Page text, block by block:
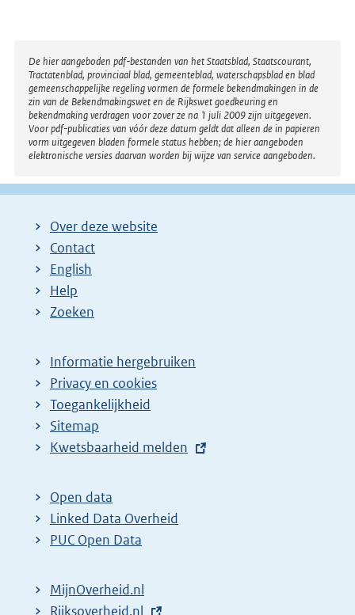
Disclaimer
De hier aangeboden pdf-bestanden van het Staatsblad, Staatscourant,
Tractatenblad, provinciaal blad, gemeenteblad, waterschapsblad en blad
gemeenschappelijke regeling vormen de formele bekendmakingen in de
zin van de Bekendmakingswet en de Rijkswet goedkeuring en
bekendmaking verdragen voor zover ze na 1 juli 2009 zijn uitgegeven.
Voor pdf-publicaties van vóór deze datum geldt dat alleen de in papieren
vorm uitgegeven bladen formele status hebben; de hier aangeboden
elektronische versies daarvan worden bij wijze van service aangeboden.
Over deze website
Contact
English
Help
Zoeken
Informatie hergebruiken
Privacy en cookies
Toegankelijkheid
Sitemap
E
t
e
r
l
Kwetsbaarheid melden
Open data
Linked Data Overheid
PUC Open Data
MijnOverheid.nl
E
Rijksoverheid.nl